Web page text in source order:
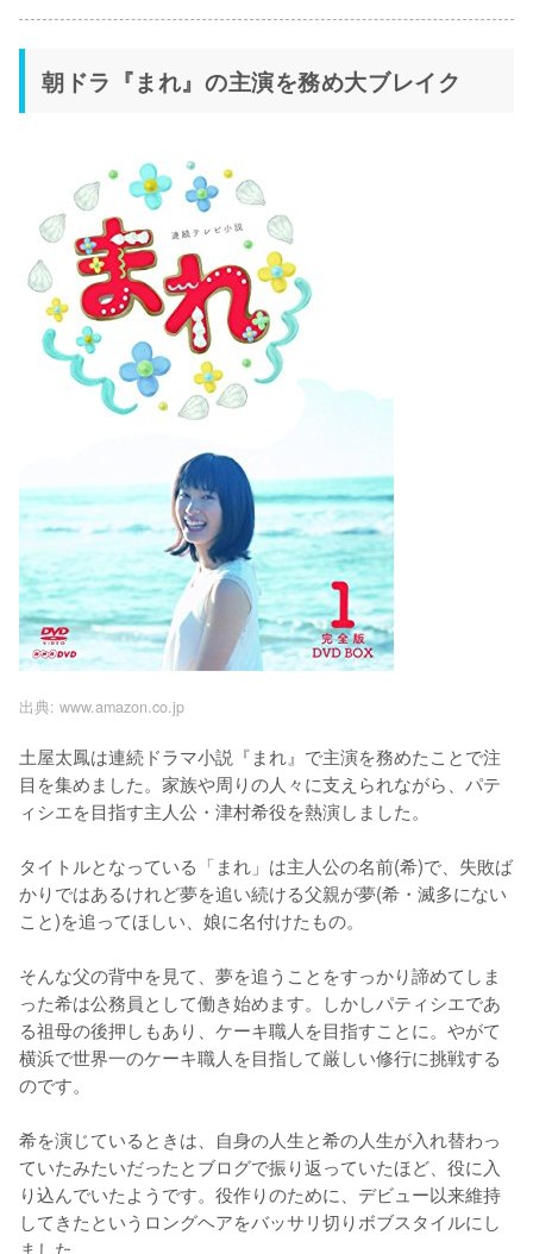
朝ドラ『まれ』の主演を務め大ブレイク
出典: www.amazon.co.jp
土屋太鳳は連続ドラマ小説『まれ』で主演を務めたことで注
目を集めました。家族や周りの人々に支えられながら、パテ
ィシエを目指す主人公・津村希役を熱演しました。
タイトルとなっている「まれ」は主人公の名前(希)で、失敗ば
かりではあるけれど夢を追い続ける父親が夢(希・滅多にない
こと)を追ってほしい、娘に名付けたもの。
そんな父の背中を見て、夢を追うことをすっかり諦めてしま
った希は公務員として働き始めます。しかしパティシエであ
る祖母の後押しもあり、ケーキ職人を目指すことに。やがて
横浜で世界一のケーキ職人を目指して厳しい修行に挑戦する
のです。
希を演じているときは、自身の人生と希の人生が入れ替わっ
ていたみたいだったとブログで振り返っていたほど、役に入
り込んでいたようです。役作りのために、デビュー以来維持
してきたというロングヘアをバッサリ切りボブスタイルにし